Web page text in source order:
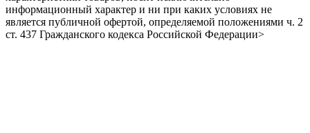
информационный характер и ни при каких условиях не
является публичной офертой, определяемой положениями ч. 2
ст. 437 Гражданского кодекса Российской Федерации>